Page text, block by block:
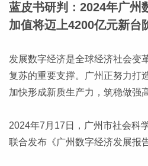
蓝皮书研判：2024年广州
加值将迈上4200亿元新台
发展数字经济是全球经济社会变
复苏的重要支撑。广州正努力打
加快形成新质生产力，筑稳做强
2024年7月17日，广州市社会科
联合发布《广州数字经济发展报